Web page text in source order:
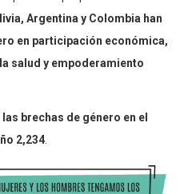
Argentina y Colombia han
en participación económica,
salud y empoderamiento
las brechas de género en el
2,234.